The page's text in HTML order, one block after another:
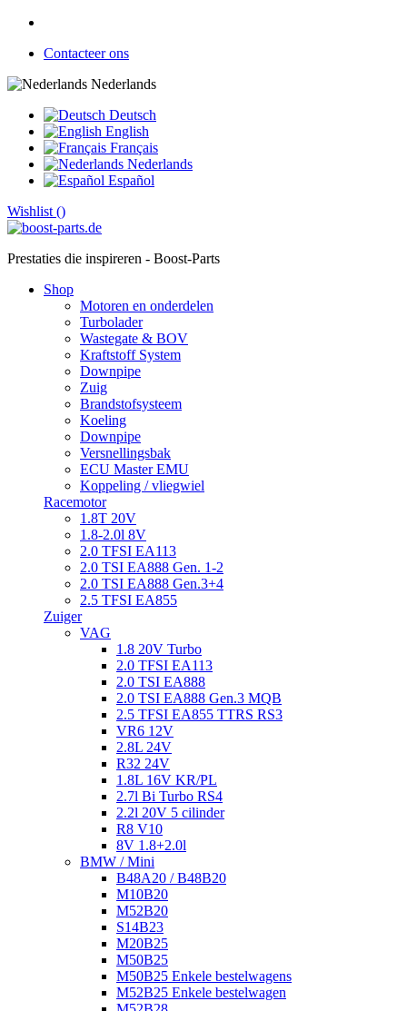
Contacteer ons
Nederlands
Deutsch
English
Français
Nederlands
Español
Wishlist ()
Prestaties die inspireren - Boost-Parts
Shop
Motoren en onderdelen
Turbolader
Wastegate & BOV
Kraftstoff System
Downpipe
Zuig
Brandstofsysteem
Koeling
Downpipe
Versnellingsbak
ECU Master EMU
Koppeling / vliegwiel
Racemotor
1.8T 20V
1.8-2.0l 8V
2.0 TFSI EA113
2.0 TSI EA888 Gen. 1-2
2.0 TSI EA888 Gen.3+4
2.5 TFSI EA855
Zuiger
VAG
1.8 20V Turbo
2.0 TFSI EA113
2.0 TSI EA888
2.0 TSI EA888 Gen.3 MQB
2.5 TFSI EA855 TTRS RS3
VR6 12V
2.8L 24V
R32 24V
1.8L 16V KR/PL
2.7l Bi Turbo RS4
2.2l 20V 5 cilinder
R8 V10
8V 1.8+2.0l
BMW / Mini
B48A20 / B48B20
M10B20
M52B20
S14B23
M20B25
M50B25
M50B25 Enkele bestelwagens
M52B25 Enkele bestelwagen